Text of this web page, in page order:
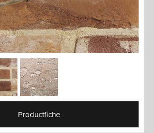
Productfiche